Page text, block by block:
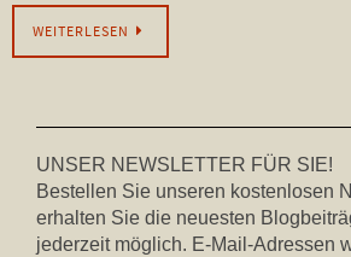
WEITERLESEN
UNSER NEWSLETTER FÜR SIE!
Bestellen Sie unseren kostenlosen
erhalten Sie die neuesten
jederzeit möglich. E-Mail-Adressen